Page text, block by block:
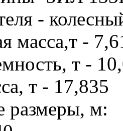
-
масса,т -
т -
т - 17,835
размеры, м: